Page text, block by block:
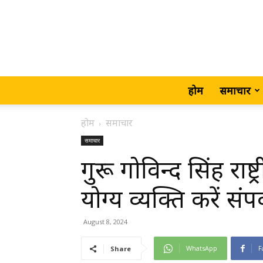
होम समाचार
होम समाचार
समाचार
गुरू गोविन्द सिंह
योग्य व्यक्ति करें
August 8, 2024
Share WhatsApp